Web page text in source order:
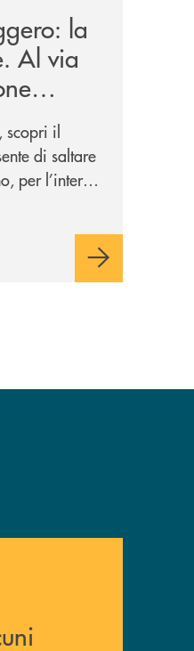
la
Al via
scopri il
di saltare
per l’intera
e puoi
? Vai alla pagina della